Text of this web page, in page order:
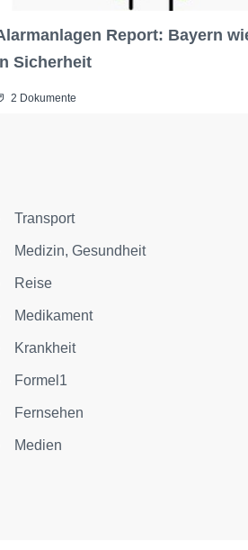
Report: Bayern
Sicherheit
2 Dokumente
Transport
Medizin, Gesundheit
Reise
Medikament
Krankheit
Formel1
Fernsehen
Medien